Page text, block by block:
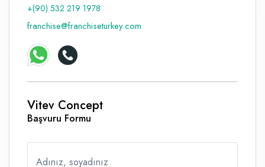
+(90) 532 219 1978
franchise@franchiseturkey.com
Vitev Concept
Başvuru Formu
Adınız, soyadınız